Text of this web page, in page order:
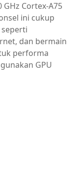
Cortex-A75
ini cukup
dan bermain
performa
GPU